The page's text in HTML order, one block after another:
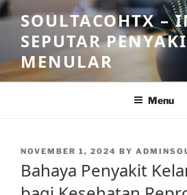
Skip
to
content
SOULTACOHTX –
SEPUTAR
MENULAR
Menu
POSTED
NOVEMBER 1, 2024 BY
Bahaya Penyakit